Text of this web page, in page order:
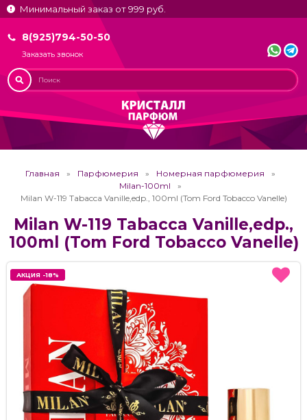
Минимальный заказ от 999 руб.
8(925)794-50-50
Заказать звонок
Главная Парфюмерия
Номерная парфюмерия
Milan-100ml
Milan W-119 Tabacca Vanille,edp., 100ml (Tom Ford Tobacco Vanelle)
Milan W-119 Tabacca Vanille,edp.,
100ml (Tom Ford Tobacco Vanelle)
АКЦИЯ -18%
АКЦИЯ -18%